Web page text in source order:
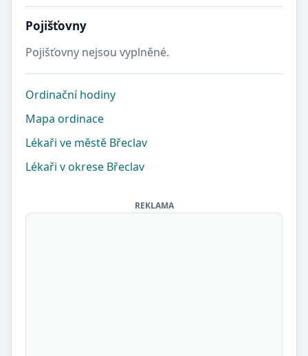
Pojišťovny
Pojišťovny nejsou vyplněné.
Ordinační hodiny
Mapa ordinace
Lékaři ve městě Břeclav
Lékaři v okrese Břeclav
REKLAMA